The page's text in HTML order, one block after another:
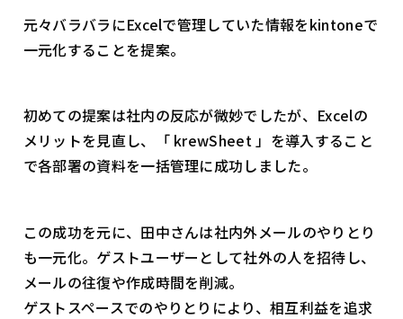
元々バラバラにExcelで管理していた情報をkintoneで
一元化することを提案。
初めての提案は社内の反応が微妙でしたが、Excelの
メリットを見直し、「 krewSheet 」を導入すること
で各部署の資料を一括管理に成功しました。
この成功を元に、田中さんは社内外メールのやりとり
も一元化。ゲストユーザーとして社外の人を招待し、
メールの往復や作成時間を削減。
ゲストスペースでのやりとりにより、相互利益を追求